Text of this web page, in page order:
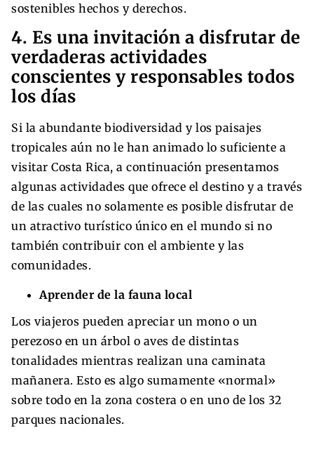
sostenibles hechos y derechos.
4. Es una invitación a disfrutar de
verdaderas actividades
conscientes y responsables todos
los días
Si la abundante biodiversidad y los paisajes
tropicales aún no le han animado lo suficiente a
visitar Costa Rica, a continuación presentamos
algunas actividades que ofrece el destino y a través
de las cuales no solamente es posible disfrutar de
un atractivo turístico único en el mundo si no
también contribuir con el ambiente y las
comunidades.
Aprender de la fauna local
Los viajeros pueden apreciar un mono o un
perezoso en un árbol o aves de distintas
tonalidades mientras realizan una caminata
mañanera. Esto es algo sumamente «normal»
sobre todo en la zona costera o en uno de los 32
parques nacionales.